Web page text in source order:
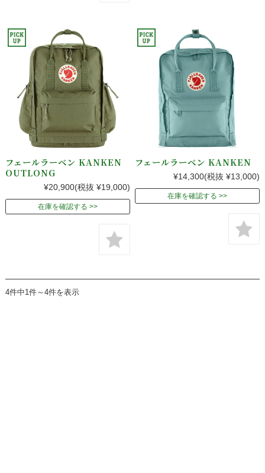
フェールラーベン KANKEN
OUTLONG
¥20,900(税抜 ¥19,000)
在庫を確認する
フェールラーベン KANKEN
¥14,300(税抜 ¥13,000)
在庫を確認する
4件中1件～4件を表示